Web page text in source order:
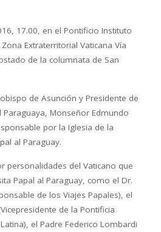
17.00, en el Pontificio Instituto
Extraterritorial Vaticana Vía
de la columnata de San
de Asunción y Presidente de
Paraguaya, Monseñor Edmundo
por la Iglesia de la
al Paraguay.
personalidades del Vaticano que
Papal al Paraguay, como el Dr.
de los Viajes Papales), el
de la Pontificia
el Padre Federico Lombardi